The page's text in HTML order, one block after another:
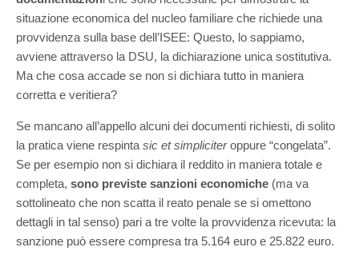
situazione economica del nucleo familiare che richiede una
provvidenza sulla base dell’ISEE: Questo, lo sappiamo,
avviene attraverso la DSU, la dichiarazione unica sostitutiva.
Ma che cosa accade se non si dichiara tutto in maniera
corretta e veritiera?
Se mancano all’appello alcuni dei documenti richiesti, di solito
la pratica viene respinta sic et simpliciteroppure “congelata”.
Se per esempio non si dichiara il reddito in maniera totale e
completa, sono previste sanzioni economiche (ma va
sottolineato che non scatta il reato penale se si omettono
dettagli in tal senso) pari a tre volte la provvidenza ricevuta: la
sanzione può essere compresa tra 5.164 euro e 25.822 euro.